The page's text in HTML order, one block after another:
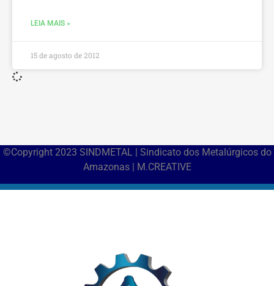
LEIA MAIS »
15 de agosto de 2012
©Copyright 2023 SINDMETAL | Sindicato dos Metalúrgicos do
Amazonas | M.CREATIVE